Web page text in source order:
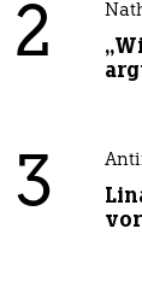
2
3
vor